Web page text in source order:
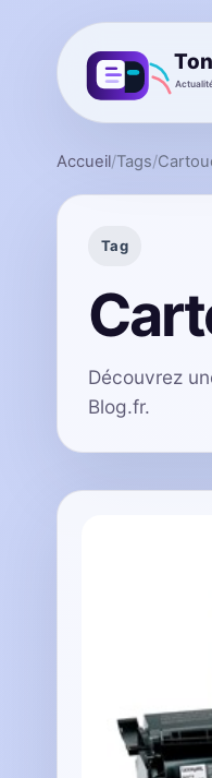
Accueil/Tags/
Tag
Découvrez
Blog.fr.